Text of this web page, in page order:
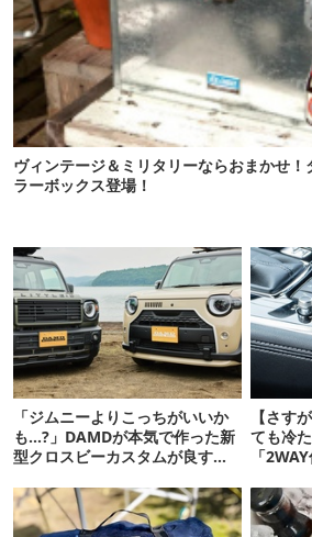
ヴィンテージ＆ミリタリーならおまかせ
ラーボックス登場！
「ジムニーよりこっちがいいか
も…?」DAMDが本気で作った新
型クロスビーカスタムが良すぎ
【さす
ても冷
「